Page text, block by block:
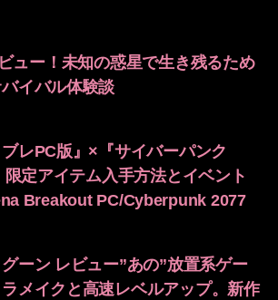
ュー！未知の惑星で生き残るため
イバル体験談
ブレPC版』×『サイバーパンク
定アイテム入手方法とイベント
Breakout PC/Cyberpunk 2077
ーン レビュー”あの”放置系ゲー
メイクと高速レベルアップ。新作